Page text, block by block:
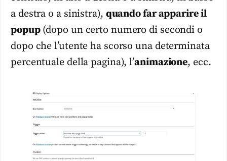
a destra o a sinistra), quando far apparire il
popup(dopo un certo numero di secondi o
dopo che l’utente ha scorso una determinata
percentuale della pagina), l’animazione, ecc.